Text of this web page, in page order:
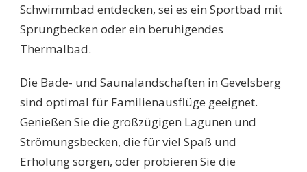
Schwimmbad entdecken, sei es ein Sportbad mit
Sprungbecken oder ein beruhigendes
Thermalbad.
Die Bade- und Saunalandschaften in Gevelsberg
sind optimal für Familienausflüge geeignet.
Genießen Sie die großzügigen Lagunen und
Strömungsbecken, die für viel Spaß und
Erholung sorgen, oder probieren Sie die